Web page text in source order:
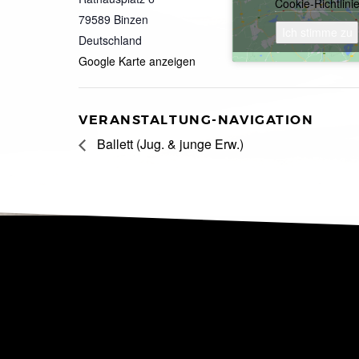
79589 Binzen
Deutschland
Google Karte anzeigen
Cookie-Richtlinie
VERANSTALTUNG-NAVIGATION
Ballett (Jug. & junge Erw.)